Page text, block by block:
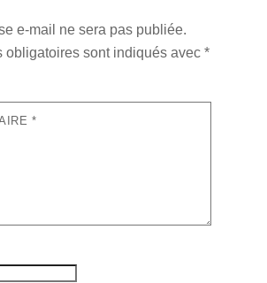
e-mail ne sera pas publiée.
obligatoires sont indiqués avec *
*